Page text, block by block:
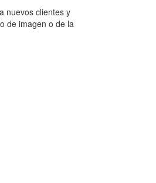
nuevos clientes y
de imagen o de la